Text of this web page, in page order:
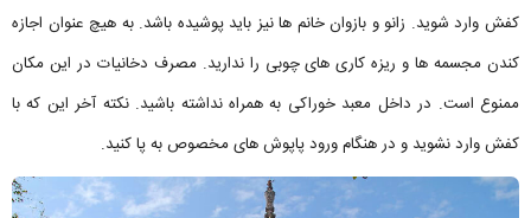
کفش وارد شوید. زانو و بازوان خانم ها نیز باید پوشیده باشد. به هیچ عنوان اجازه
کندن مجسمه ها و ریزه کاری های چوبی را ندارید. مصرف دخانیات در این مکان
ممنوع است. در داخل معبد خوراکی به همراه نداشته باشید. نکته آخر این که با
کفش وارد نشوید و در هنگام ورود پاپوش های مخصوص به پا کنید.